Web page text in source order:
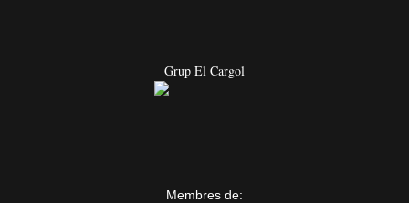
Grup El Cargol
Membres de: